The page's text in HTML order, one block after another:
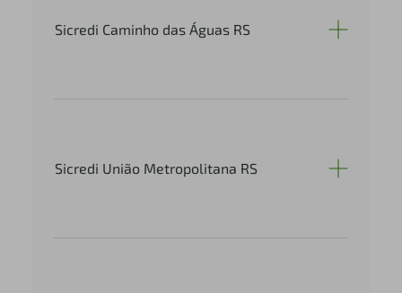
Sicredi Caminho das Águas RS
Sicredi União Metropolitana RS